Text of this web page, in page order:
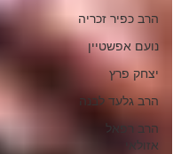
הרב כפיר זכריה
נועם אפשטיין
יצחק פרץ
הרב גלעד לבנה
הרב רפאל
אזולאי